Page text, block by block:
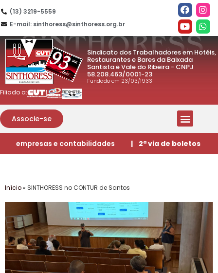
(13) 3219-5559
E-mail: sinthoress@sinthoress.org.br
Sindicato dos Trabalhadores em Hotéis,
Restaurantes e Bares da Baixada
Santista e Vale do Ribeira - CNPJ
58.208.463/0001-23
Fundado em 23/03/1933
Filiado a:
Associe-se
empresas e contabilidades | 2ª via de boletos
Início» SINTHORESS no CONTUR de Santos